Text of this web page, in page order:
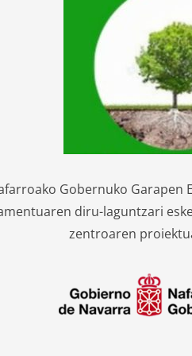
Gobernuko Garapen
diru-laguntzari
zentroaren